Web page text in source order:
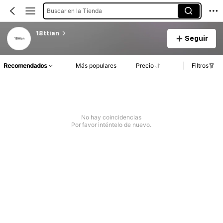
Buscar en la Tienda
18ttian
Seguir
Recomendados Más populares Precio Filtros
No hay coincidencias
Por favor inténtelo de nuevo.